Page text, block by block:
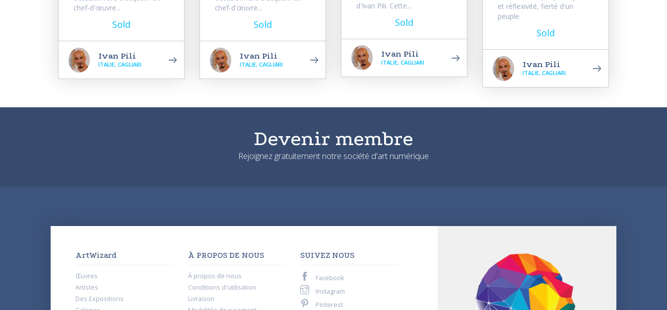
chef-d'œuvre...
Sold
Ivan Pili
ITALIE, CAGLIARI
chef-d'œuvre...
Sold
Ivan Pili
ITALIE, CAGLIARI
d'Ivan Pili. Cette...
Sold
Ivan Pili
ITALIE, CAGLIARI
et réflexivité, fierté d'un
peuple.
Sold
Ivan Pili
ITALIE, CAGLIARI
Devenir membre
Rejoignez gratuitement notre société d'art numérique
ArtWizard
Œuvres
Artistes
Des Expositions
À PROPOS DE NOUS
À propos de nous
Conditions d'utilisation
Livraison
SUIVEZ NOUS
Facebook
Instagram
Pinterest